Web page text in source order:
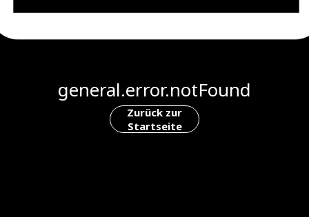
general.error.notFound
Zurück zur
Startseite